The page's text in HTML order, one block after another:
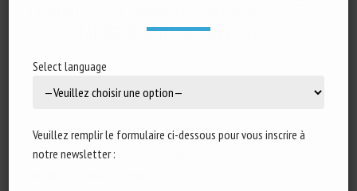
IMPROVE ANIMAL WELFARE
Type de document : communiqué de presse de la
Select language
Veuillez remplir le formulaire ci-dessous pour vous inscrire à
notre newsletter :